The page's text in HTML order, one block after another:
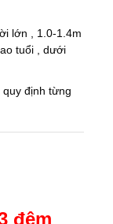
lớn , 1.0-1.4m
tuổi , dưới
định từng
đêm